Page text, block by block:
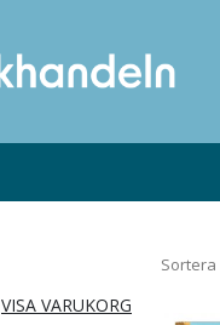
VISA VARUKORG